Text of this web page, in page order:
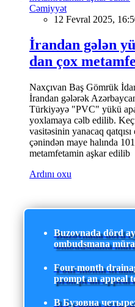
Cəmiyyət
12 Fevral 2025,
İrandan gələn
dan çox
Naxçıvan Baş Gömrük
İrandan gələrək
Türkiyəyə "PVC" yükü
yoxlamaya cəlb edilib.
vasitəsinin yanacaq qatqısı
çənindən maye halında
metamfetamin aşkar edilib
Ardını oxu
Buzovnada dörd
ombudsmana
Four-month
prompt an appeal
В Бузовна